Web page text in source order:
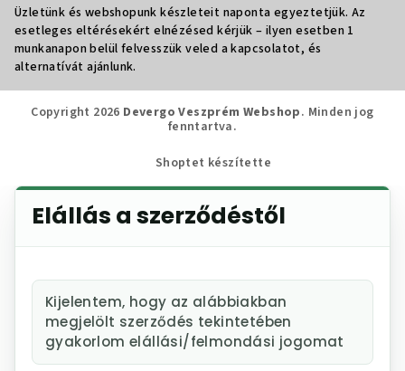
Üzletünk és webshopunk készleteit naponta egyeztetjük. Az
esetleges eltérésekért elnézésed kérjük – ilyen esetben 1
munkanapon belül felvesszük veled a kapcsolatot, és
alternatívát ajánlunk.
Copyright 2026 Devergo Veszprém Webshop. Minden jog
fenntartva.
Shoptet készítette
Elállás a szerződéstől
Kijelentem, hogy az alábbiakban
megjelölt szerződés tekintetében
gyakorlom elállási/felmondási jogomat